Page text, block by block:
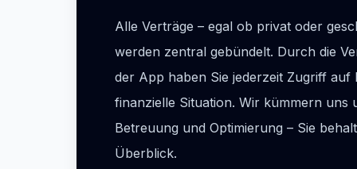
Alle Verträge – egal ob privat oder
werden zentral gebündelt. Durch die
der App haben Sie jederzeit Zugriff auf
finanzielle Situation. Wir kümmern uns
Betreuung und Optimierung – Sie
Überblick.